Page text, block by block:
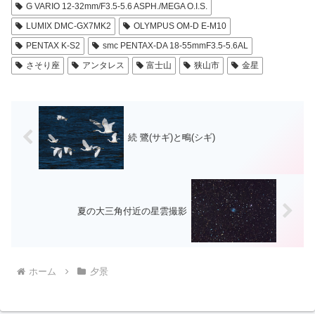
G VARIO 12-32mm/F3.5-5.6 ASPH./MEGA O.I.S.
LUMIX DMC-GX7MK2
OLYMPUS OM-D E-M10
PENTAX K-S2
smc PENTAX-DA 18-55mmF3.5-5.6AL
さそり座
アンタレス 富士山 狭山市 金星
続 鷺(サギ)と鴫(シギ)
夏の大三角付近の星雲撮影
ホーム 夕景